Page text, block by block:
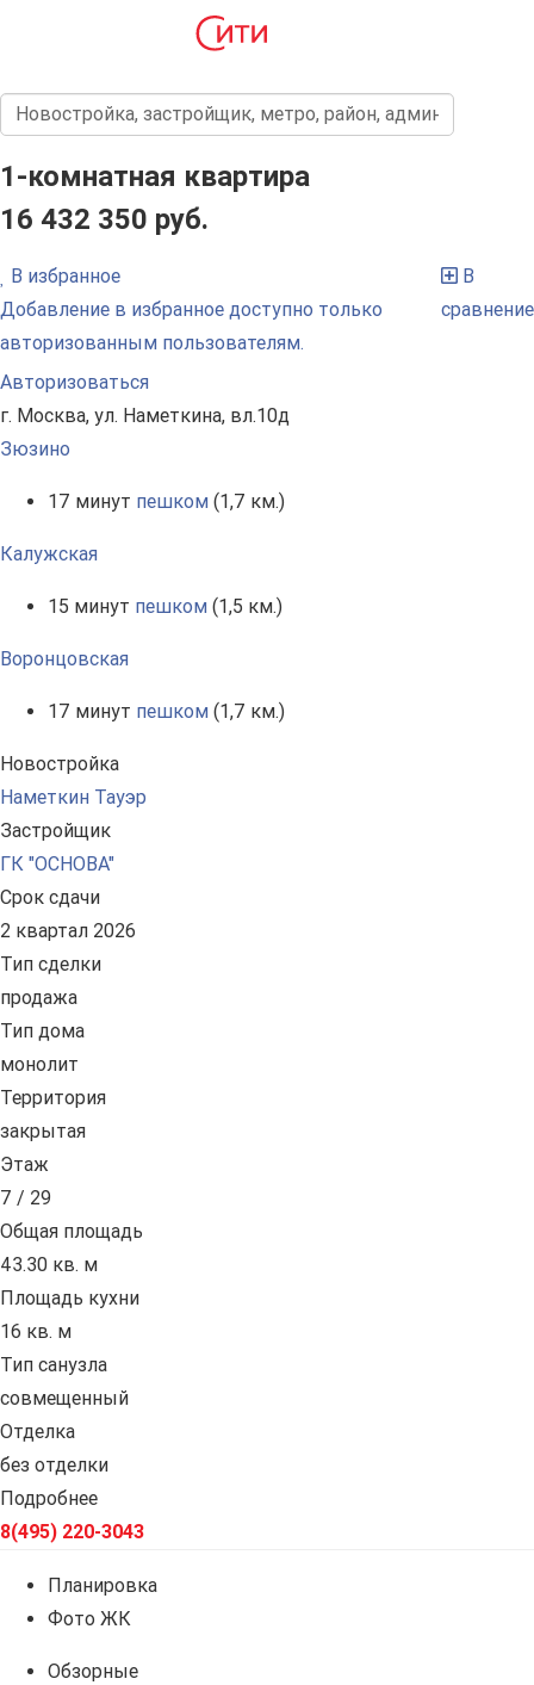
1-комнатная квартира
16 432 350 руб.
В избранное
Добавление в избранное доступно только
авторизованным пользователям.
Авторизоваться
В
сравнение
г. Москва, ул. Наметкина, вл.10д
Зюзино
17 минут пешком (1,7 км.)
Калужская
15 минут пешком (1,5 км.)
Воронцовская
17 минут пешком (1,7 км.)
Новостройка
Наметкин Тауэр
Застройщик
ГК "ОСНОВА"
Срок сдачи
2 квартал 2026
Тип сделки
продажа
Тип дома
монолит
Территория
закрытая
Этаж
7 / 29
Общая площадь
43.30 кв. м
Площадь кухни
16 кв. м
Тип санузла
совмещенный
Отделка
без отделки
Подробнее
8(495) 220-3043
Планировка
Фото ЖК
Обзорные